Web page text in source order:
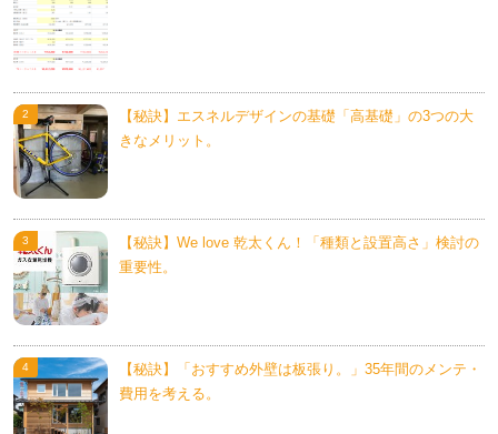
【秘訣】エスネルデザインの基礎「高基礎」の3つの大
きなメリット。
【秘訣】We love 乾太くん！「種類と設置高さ」検討の
重要性。
【秘訣】「おすすめ外壁は板張り。」35年間のメンテ・
費用を考える。